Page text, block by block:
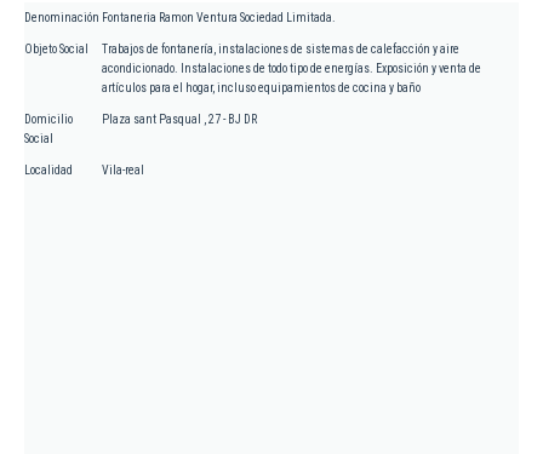
Denominación Fontaneria Ramon Ventura Sociedad Limitada.
Objeto Social
Trabajos de fontanería, instalaciones de sistemas de calefacción y aire
acondicionado. Instalaciones de todo tipo de energías. Exposición y venta de
artículos para el hogar, incluso equipamientos de cocina y baño
Domicilio
Social
Plaza sant Pasqual , 27 - BJ DR
Localidad Vila-real